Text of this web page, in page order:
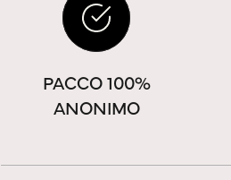
PACCO 100%
ANONIMO